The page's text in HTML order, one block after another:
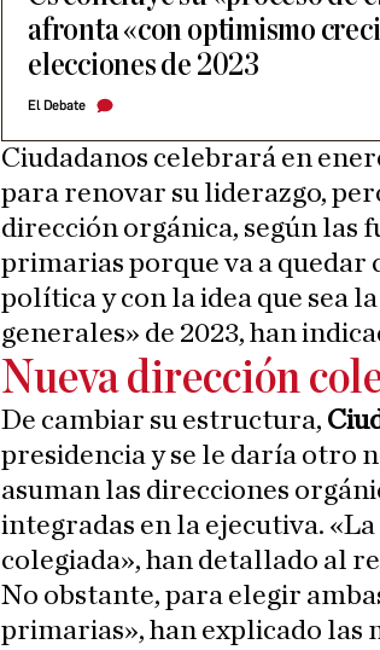
afronta «con optimismo
elecciones de 2023
El Debate
Ciudadanos celebrará en
para renovar su liderazgo,
dirección orgánica, según las
primarias porque va a
política y con la idea que sea
generales» de 2023, han
Nueva dirección
De cambiar su estructura,
presidencia y se le daría otro
asuman las direcciones
integradas en la ejecutiva.
colegiada», han detallado al
No obstante, para elegir
primarias», han explicado las